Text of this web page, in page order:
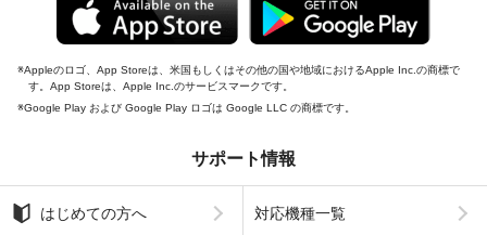
Appleのロゴ、App Storeは、米国もしくはその他の国や地域におけるApple Inc.の商標で
す。App Storeは、Apple Inc.のサービスマークです。
Google Play および Google Play ロゴは Google LLC の商標です。
サポート情報
はじめての方へ 対応機種一覧